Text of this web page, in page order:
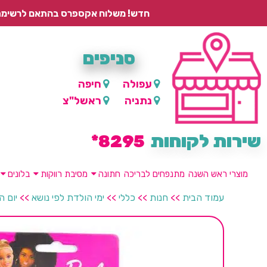
חדש! משלוח אקספרס בהתאם לרשימת היישובים – עד 2 ימי עסקים, ועד 4 ימי עסקים למוצרים
סניפים
עפולה
חיפה
נתניה
ראשל"צ
שירות לקוחות 8295*
מוצרי ראש השנה מתנפחים לבריכה חתונה מסיבת רווקות בלונים
עמוד הבית >> חנות >> כללי >> ימי הולדת לפי נושא >> יום